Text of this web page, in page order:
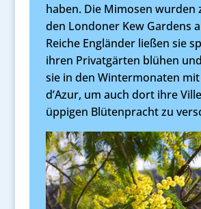
haben. Die Mimosen wurden
den Londoner Kew Gardens
Reiche Engländer ließen sie
ihren Privatgärten blühen
sie in den Wintermonaten
d’Azur, um auch dort ihre
üppigen Blütenpracht zu